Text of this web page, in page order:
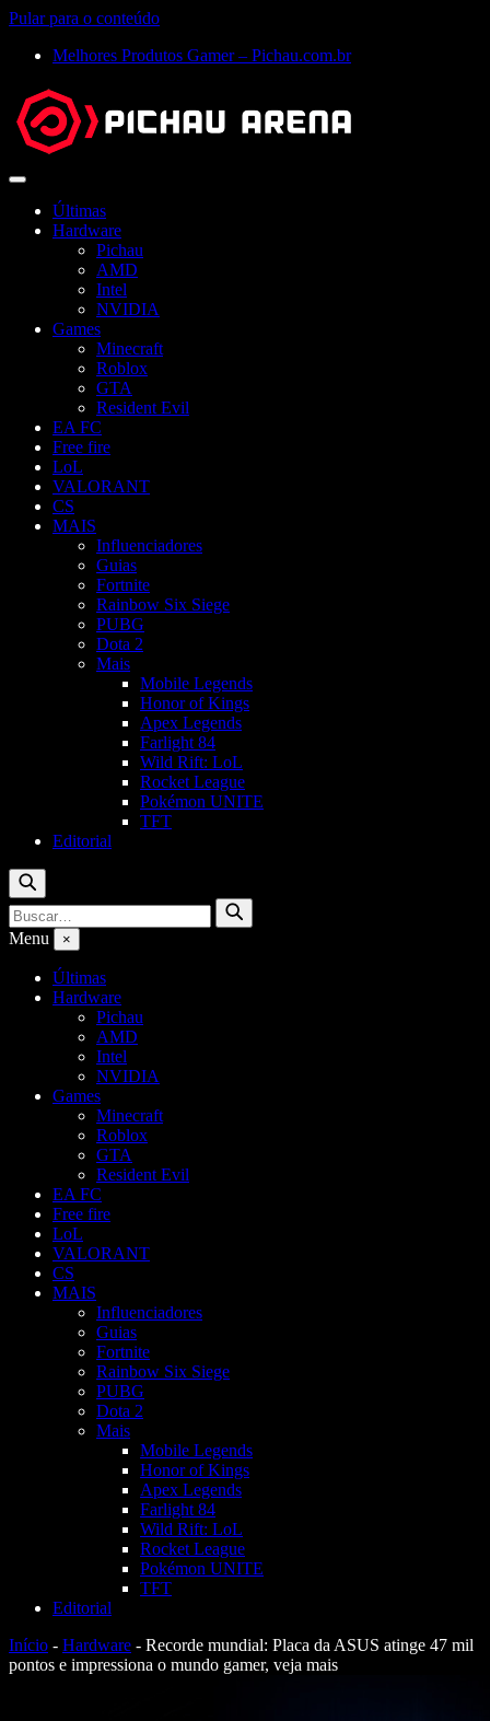
Pular para o conteúdo
Melhores Produtos Gamer – Pichau.com.br
Abrir
Últimas
Hardware
Pichau
AMD
Intel
NVIDIA
Games
Minecraft
Roblox
GTA
Resident Evil
EA FC
Free fire
LoL
VALORANT
CS
MAIS
Influenciadores
Guias
Fortnite
Rainbow Six Siege
PUBG
Dota 2
Mais
Mobile Legends
Honor of Kings
Apex Legends
Farlight 84
Wild Rift: LoL
Rocket League
Pokémon UNITE
TFT
Editorial
Buscar
Buscar
por:
Buscar
Menu ×
Últimas
Hardware
Pichau
AMD
Intel
NVIDIA
Games
Minecraft
Roblox
GTA
Resident Evil
EA FC
Free fire
LoL
VALORANT
CS
MAIS
Influenciadores
Guias
Fortnite
Rainbow Six Siege
PUBG
Dota 2
Mais
Mobile Legends
Honor of Kings
Apex Legends
Farlight 84
Wild Rift: LoL
Rocket League
Pokémon UNITE
TFT
Editorial
Início - Hardware - Recorde mundial: Placa da ASUS atinge 47 mil
pontos e impressiona o mundo gamer, veja mais